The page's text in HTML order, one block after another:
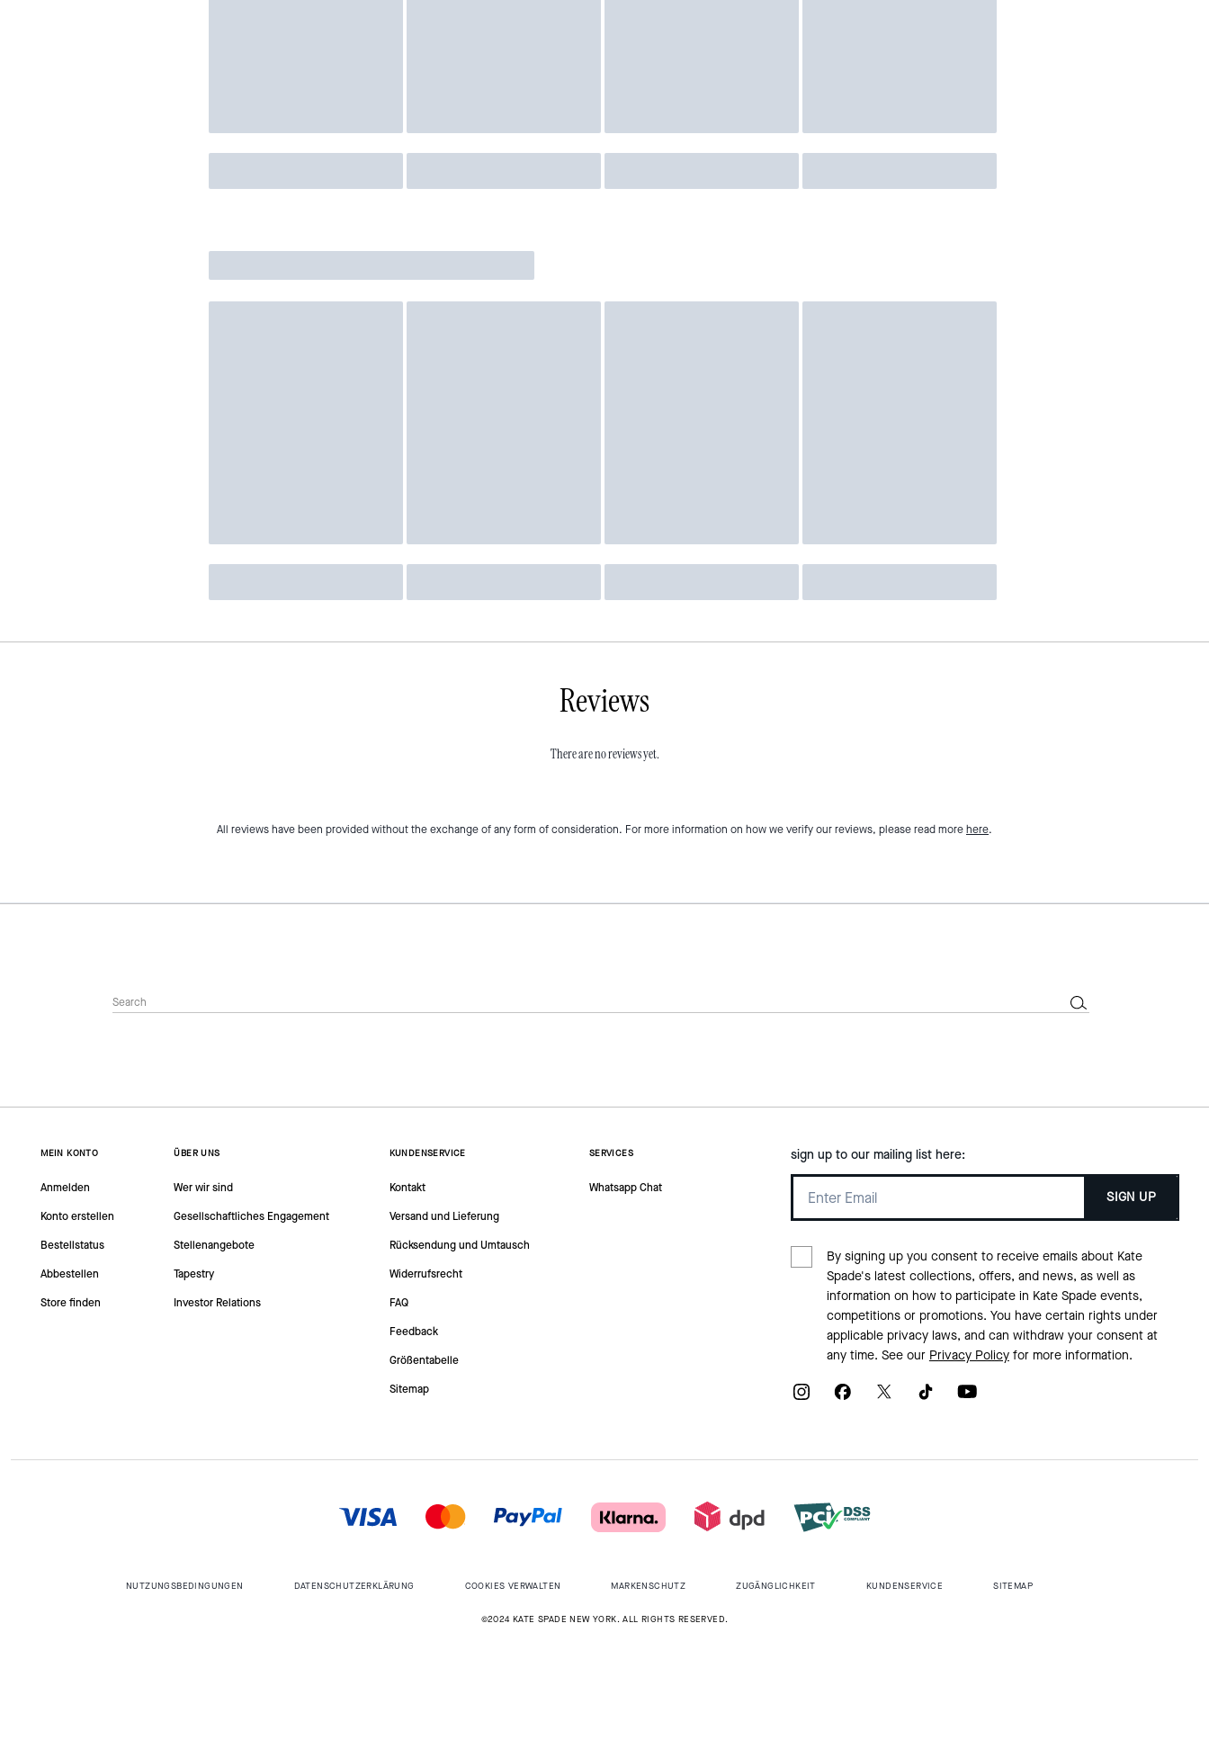
Reviews
There are no reviews yet.
All reviews have been provided without the exchange of any form of consideration. For more information on how we verify our reviews, please read morehere.
MEIN KONTO
Anmelden
Konto erstellen
Bestellstatus
Abbestellen
Store finden
ÜBER UNS
Wer wir sind
Gesellschaftliches Engagement
Stellenangebote
Tapestry
Investor Relations
KUNDENSERVICE
Kontakt
Versand und Lieferung
Rücksendung und Umtausch
Widerrufsrecht
FAQ
Feedback
Größentabelle
Sitemap
SERVICES
Whatsapp Chat
sign up to our mailing list here:
SIGN UP
By signing up you consent to receive emails about Kate
Spade's latest collections, offers, and news, as well as
information on how to participate in Kate Spade events,
competitions or promotions. You have certain rights under
applicable privacy laws, and can withdraw your consent at
any time. See our Privacy Policyfor more information.
NUTZUNGSBEDINGUNGEN DATENSCHUTZERKLÄRUNG COOKIES VERWALTEN MARKENSCHUTZ ZUGÄNGLICHKEIT KUNDENSERVICE SITEMAP
©2024 KATE SPADE NEW YORK. ALL RIGHTS RESERVED.